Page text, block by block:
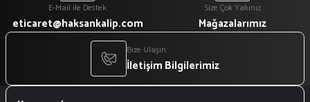
E-Mail ile Destek
eticaret@haksankalip.com
Size Çok Yakınız
Mağazalarımız
Bize Ulaşın
İletişim Bilgilerimiz